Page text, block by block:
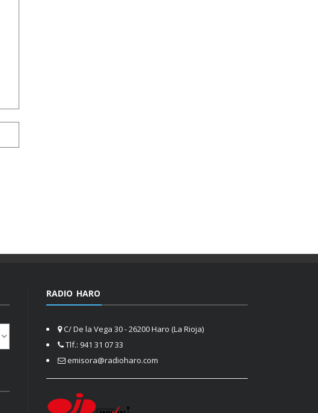
RADIO HARO
C/ De la Vega 30 - 26200 Haro (La Rioja)
Tlf.: 941 31 07 33
emisora@radioharo.com